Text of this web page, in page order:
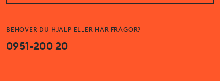
BEHÖVER DU HJÄLP ELLER HAR FRÅGOR?
0951-200 20